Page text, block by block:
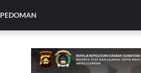
PEDOMAN